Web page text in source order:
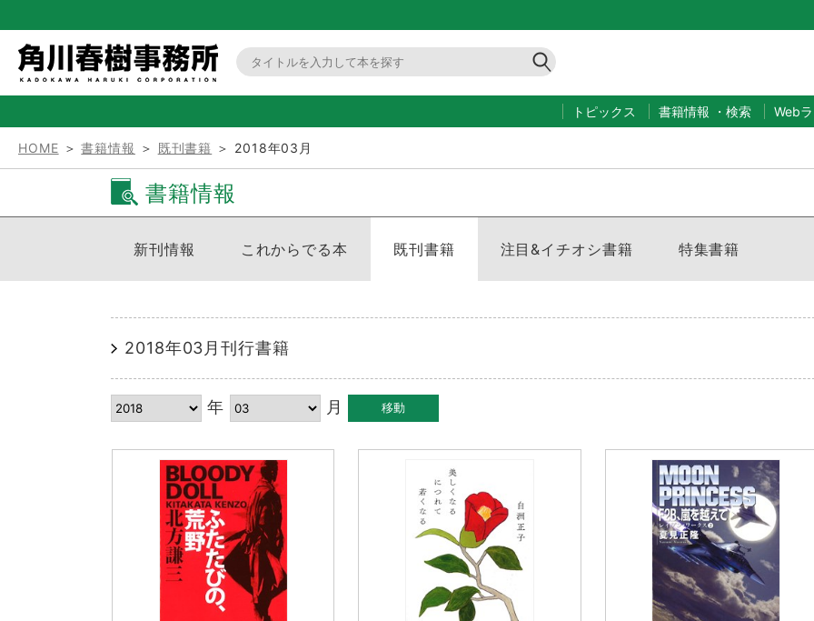
トピックス 書籍情報 ・ 検索 Web
HOME ＞書籍情報 ＞ 既刊書籍 ＞ 2018年03月
書籍情報
新刊情報 これからでる本 既刊書籍 注目&イチオシ書籍 特集書籍
2018年03月刊行書籍
年 月